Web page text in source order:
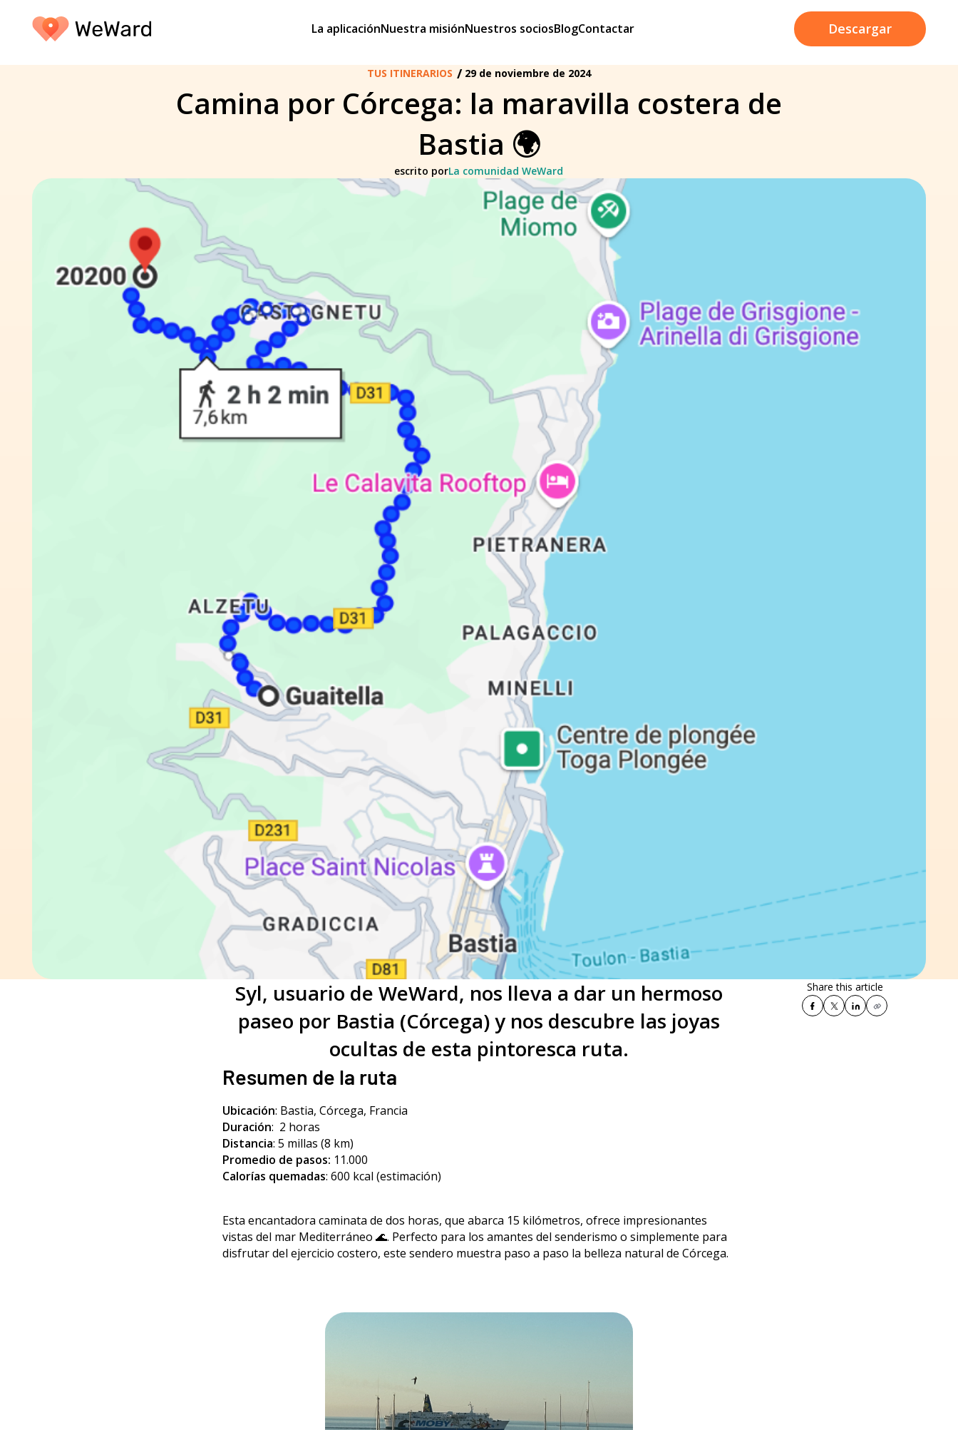
La aplicaciónNuestra misiónNuestros sociosBlogContactar Descargar
TUS ITINERARIOS / 29 de noviembre de 2024
Camina por Córcega: la maravilla costera de
Bastia 🌍
escrito porLa comunidad WeWard
Syl, usuario de WeWard, nos lleva a dar un hermoso
paseo por Bastia (Córcega) y nos descubre las joyas
ocultas de esta pintoresca ruta.
Resumen de la ruta
Ubicación: Bastia, Córcega, Francia
Duración: 2 horas
Distancia: 5 millas (8 km)
Promedio de pasos: 11.000
Calorías quemadas: 600 kcal (estimación)
Esta encantadora caminata de dos horas, que abarca 15 kilómetros, ofrece impresionantes
vistas del mar Mediterráneo 🌊. Perfecto para los amantes del senderismo o simplemente para
disfrutar del ejercicio costero, este sendero muestra paso a paso la belleza natural de Córcega.
Share this article